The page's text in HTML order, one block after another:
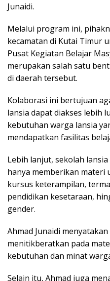
Junaidi.
Melalui program ini,
kecamatan di Kutai Timur
Pusat Kegiatan Belajar
merupakan salah satu
di daerah tersebut.
Kolaborasi ini bertujuan
lansia dapat diakses lebih
kebutuhan warga lansia
mendapatkan fasilitas
Lebih lanjut, sekolah
hanya memberikan materi
kursus keterampilan,
pendidikan kesetaraan,
gender.
Ahmad Junaidi
menitikberatkan pada
kebutuhan dan minat
Selain itu, Ahmad juga